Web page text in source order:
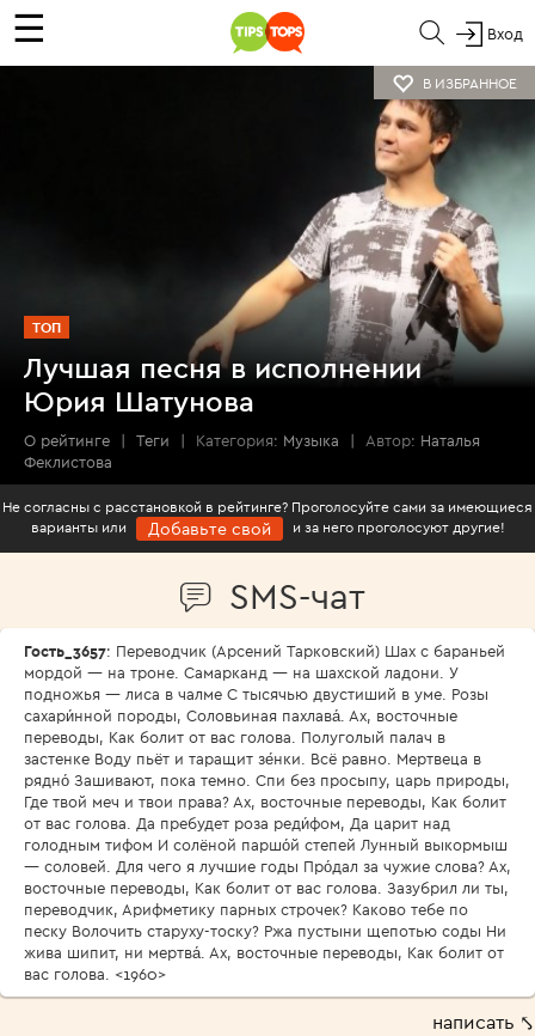
☰ Вход
В ИЗБРАННОЕ
ТОП
Лучшая песня в исполнении
Юрия Шатунова
О рейтинге | Теги | Категория: Музыка | Автор: Наталья
Феклистова
Не согласны с расстановкой в рейтинге? Проголосуйте сами за имеющиеся
варианты или
Добавьте свой и за него проголосуют другие!
SMS-чат
Гость_3657: Переводчик (Арсений Тарковский) Шах с бараньей
мордой — на троне. Самарканд — на шахской ладони. У
подножья — лиса в чалме С тысячью двустиший в уме. Розы
сахари́нной породы, Соловьиная пахлава́. Ах, восточные
переводы, Как болит от вас голова. Полуголый палач в
застенке Воду пьёт и таращит зе́нки. Всё равно. Мертвеца в
рядно́ Зашивают, пока темно. Спи без просыпу, царь природы,
Где твой меч и твои права? Ах, восточные переводы, Как болит
от вас голова. Да пребудет роза реди́фом, Да царит над
голодным тифом И солёной паршо́й степей Лунный выкормыш
— соловей. Для чего я лучшие годы Про́дал за чужие слова? Ах,
восточные переводы, Как болит от вас голова. Зазубрил ли ты,
переводчик, Арифметику парных строчек? Каково тебе по
песку Волочить старуху-тоску? Ржа пустыни щепотью соды Ни
жива шипит, ни мертва́. Ах, восточные переводы, Как болит от
вас голова. <1960>
написать ⤣